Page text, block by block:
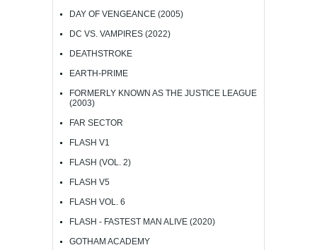
DAY OF VENGEANCE (2005)
DC VS. VAMPIRES (2022)
DEATHSTROKE
EARTH-PRIME
FORMERLY KNOWN AS THE JUSTICE LEAGUE
(2003)
FAR SECTOR
FLASH V1
FLASH (VOL. 2)
FLASH V5
FLASH VOL. 6
FLASH - FASTEST MAN ALIVE (2020)
GOTHAM ACADEMY